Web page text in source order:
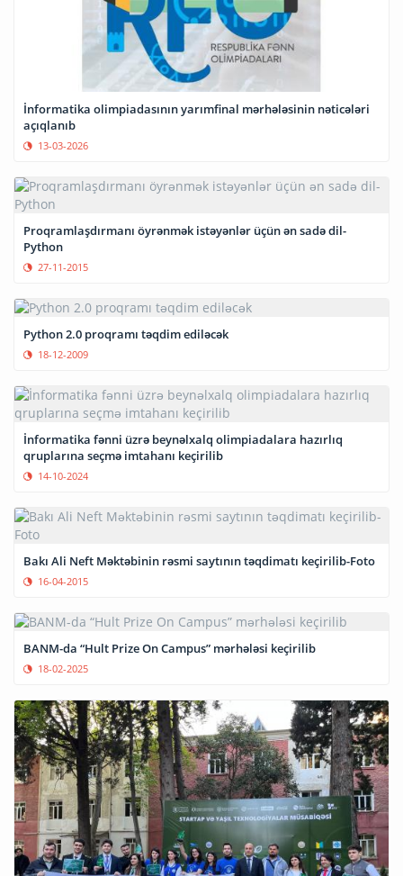
İnformatika olimpiadasının yarımfinal mərhələsinin nəticələri
açıqlanıb
13-03-2026
Proqramlaşdırmanı öyrənmək istəyənlər üçün ən sadə dil-
Python
27-11-2015
Python 2.0 proqramı təqdim ediləcək
18-12-2009
İnformatika fənni üzrə beynəlxalq olimpiadalara hazırlıq
qruplarına seçmə imtahanı keçirilib
14-10-2024
Bakı Ali Neft Məktəbinin rəsmi saytının təqdimatı keçirilib-Foto
16-04-2015
BANM-da “Hult Prize On Campus” mərhələsi keçirilib
18-02-2025